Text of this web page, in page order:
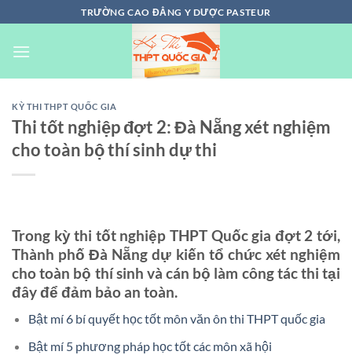
đến
nội
TRƯỜNG CAO ĐẲNG Y DƯỢC PASTEUR
KỲ THI THPT QUỐC GIA
Thi tốt nghiệp đợt 2: Đà Nẵng xét nghiệm
cho toàn bộ thí sinh dự thi
Trong kỳ thi tốt nghiệp THPT Quốc gia đợt 2 tới,
Thành phố Đà Nẵng dự kiến tổ chức xét nghiệm
cho toàn bộ thí sinh và cán bộ làm công tác thi tại
đây để đảm bảo an toàn.
Bật mí 6 bí quyết học tốt môn văn ôn thi THPT quốc gia
Bật mí 5 phương pháp học tốt các môn xã hội